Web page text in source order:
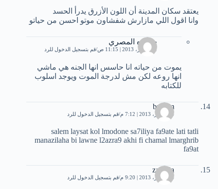
يعتقد سكان المدينة أن اللون الأزرق يدرأ الحسد
وانا اقول اللي مازارش شفشاون موتو احسن من حياتو
حموده المصري
31 أكتوبر، 2013 | 11:15 ص قم بتسجيل الدخول للرد
يموت من حياته انا حاسس انها الجنه هي ماشي
انها روعه لكن مش لدرجة الموت ويوجد اسلوب
للكتابه
brahim
24 فبراير، 2013 | 7:12 م قم بتسجيل الدخول للرد
salem laysat kol lmodone sa7iliya fa9ate lati tatli
manazilaha bi lawne l2azra9 akhi fi chamal lmarghrib
fa9at
zakaria
24 فبراير، 2013 | 9:20 م قم بتسجيل الدخول للرد